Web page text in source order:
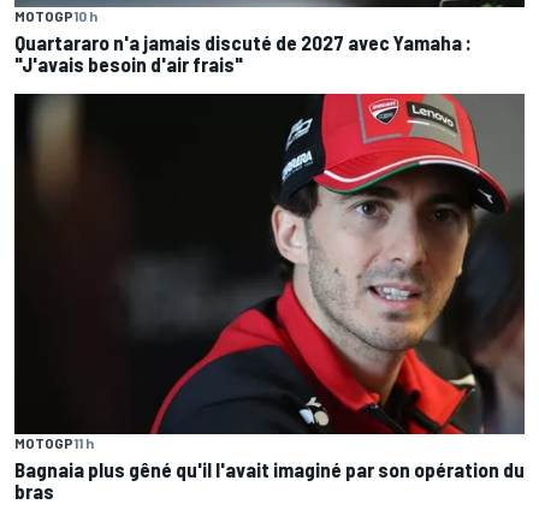
MOTOGP10 h
Quartararo n'a jamais discuté de 2027 avec Yamaha :
"J'avais besoin d'air frais"
MOTOGP11 h
Bagnaia plus gêné qu'il l'avait imaginé par son opération du
bras